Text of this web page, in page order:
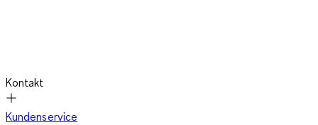
Kontakt
Kundenservice